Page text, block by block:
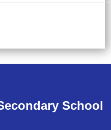
School